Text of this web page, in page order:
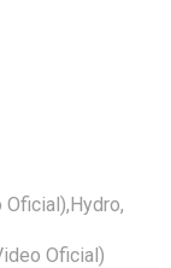
Oficial),Hydro,
Oficial)